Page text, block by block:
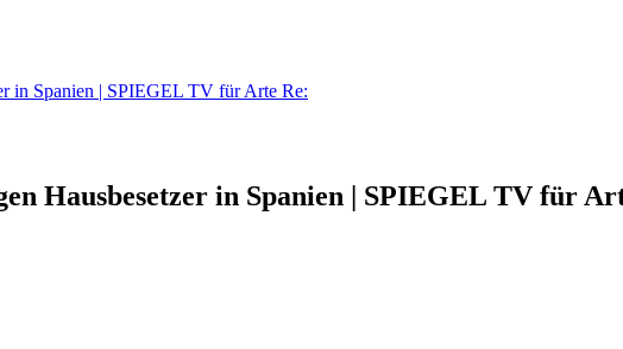
in Spanien | SPIEGEL TV für Arte Re:
Hausbesetzer in Spanien | SPIEGEL TV für